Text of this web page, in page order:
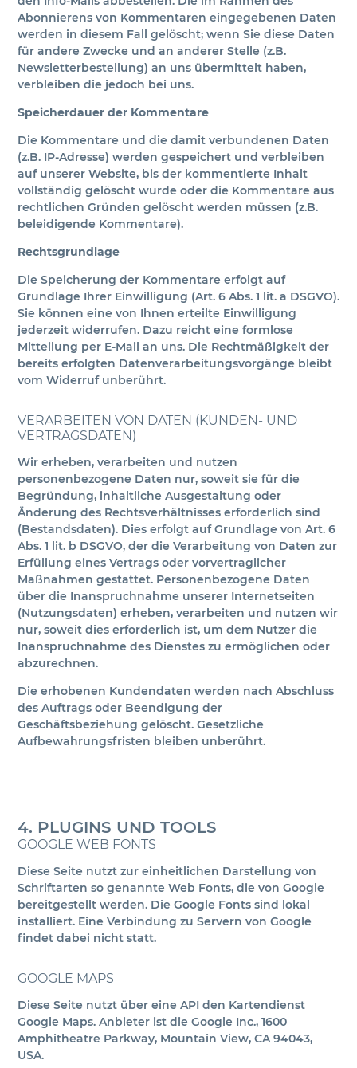
Abonnierens von Kommentaren eingegebenen Daten
werden in diesem Fall gelöscht; wenn Sie diese Daten
für andere Zwecke und an anderer Stelle (z.B.
Newsletterbestellung) an uns übermittelt haben,
verbleiben die jedoch bei uns.
Speicherdauer der Kommentare
Die Kommentare und die damit verbundenen Daten
(z.B. IP-Adresse) werden gespeichert und verbleiben
auf unserer Website, bis der kommentierte Inhalt
vollständig gelöscht wurde oder die Kommentare aus
rechtlichen Gründen gelöscht werden müssen (z.B.
beleidigende Kommentare).
Rechtsgrundlage
Die Speicherung der Kommentare erfolgt auf
Grundlage Ihrer Einwilligung (Art. 6 Abs. 1 lit. a DSGVO).
Sie können eine von Ihnen erteilte Einwilligung
jederzeit widerrufen. Dazu reicht eine formlose
Mitteilung per E-Mail an uns. Die Rechtmäßigkeit der
bereits erfolgten Datenverarbeitungsvorgänge bleibt
vom Widerruf unberührt.
VERARBEITEN VON DATEN (KUNDEN- UND
VERTRAGSDATEN)
Wir erheben, verarbeiten und nutzen
personenbezogene Daten nur, soweit sie für die
Begründung, inhaltliche Ausgestaltung oder
Änderung des Rechtsverhältnisses erforderlich sind
(Bestandsdaten). Dies erfolgt auf Grundlage von Art. 6
Abs. 1 lit. b DSGVO, der die Verarbeitung von Daten zur
Erfüllung eines Vertrags oder vorvertraglicher
Maßnahmen gestattet. Personenbezogene Daten
über die Inanspruchnahme unserer Internetseiten
(Nutzungsdaten) erheben, verarbeiten und nutzen wir
nur, soweit dies erforderlich ist, um dem Nutzer die
Inanspruchnahme des Dienstes zu ermöglichen oder
abzurechnen.
Die erhobenen Kundendaten werden nach Abschluss
des Auftrags oder Beendigung der
Geschäftsbeziehung gelöscht. Gesetzliche
Aufbewahrungsfristen bleiben unberührt.
4. PLUGINS UND TOOLS
GOOGLE WEB FONTS
Diese Seite nutzt zur einheitlichen Darstellung von
Schriftarten so genannte Web Fonts, die von Google
bereitgestellt werden. Die Google Fonts sind lokal
installiert. Eine Verbindung zu Servern von Google
findet dabei nicht statt.
GOOGLE MAPS
Diese Seite nutzt über eine API den Kartendienst
Google Maps. Anbieter ist die Google Inc., 1600
Amphitheatre Parkway, Mountain View, CA 94043,
USA.